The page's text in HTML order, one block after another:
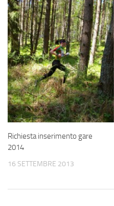
Richiesta inserimento gare
2014
16 SETTEMBRE 2013